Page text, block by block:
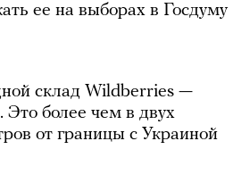
ее на выборах в Госдуму
склад Wildberries —
Это более чем в двух
от границы с Украиной